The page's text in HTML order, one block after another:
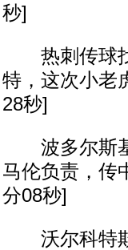
秒]
热刺传球找
特，这次小老
28秒]
波多尔斯基
马伦负责，传
分08秒]
沃尔科特欺